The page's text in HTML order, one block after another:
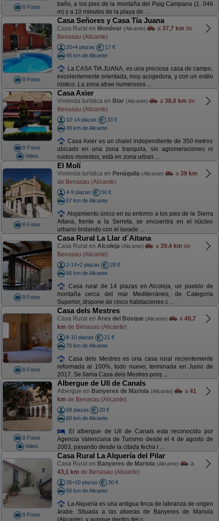
8 Fotos
baño, a los pies de la montaña del Puig Campana (1. 046
m) y a 10 minutos de la playa de ...
8 Fotos
Casa Señores y Casa Tía Juana
Casa Rural en Monóvar (Alicante) a 37,7 km de
Benasau (Alicante)
20+4 plazas
17 €
45 km de Alicante
La CASA TIA JUANA, es una preciosa casa de campo,
excelentemente orientada, muy acogedora, y con un estilo
rústico. La zona atrae numerosos ...
8 Fotos
Video
Casa Axier
Vivienda turística en Biar (Alicante) a 38,6 km de
Benasau (Alicante)
10-14 plazas
33 €
49 km de Alicante
Casa Axier es un chalet independiente de 350 metros
ubicado en una zona tranquila, sin aglomeraciones ni
ruidos molestos, está en zona urban ...
8 Fotos
El Molí
Vivienda turística en Penáguila (Alicante) a 39 km
de Benasau (Alicante)
4-9 plazas
50 €
67 km de Alicante
Alojamiento único en su entorno a los pies de la Sierra
Aitana, frente a la Serreta, se encuentra en el núcleo
urbano lindando con el lavade ...
8 Fotos
Casa Rural La Llar d´Aitana
Casa Rural en Alcoleja (Alicante) a 39,4 km de
Benasau (Alicante)
2-14+2 plazas
28 €
66 km de Alicante
Casa rural de 14 plazas en Alcoleja, un pueblo de
montaña cerca del mar Mediterráneo, de Categoría
Superior, dispone de cinco habitaciones c ...
8 Fotos
Casa dels Mestres
Casa Rural en Ares del Bosque (Alicante) a 40,7
km de Benasau (Alicante)
8-10 plazas
21 €
70 km de Alicante
Casa dels Mestres es una casa rural recientemente
reformada al 100%, todo nuevo, terminada en Junio de
2017. Se llama Casa dels Mestres porq ...
8 Fotos
Video
Albergue de Ull de Canals
Albergue en Banyeres de Mariola (Alicante) a 41
km de Benasau (Alicante)
58 plazas
20 €
60 km de Alicante
El albergue de Ull de Canals esta reconocido por
Agencia Valenciana de Turismo desde el 4 de agosto de
2003, pasando desde la citada fecha l ...
8 Fotos
Casa Rural La Alquería del Pilar
Casa Rural en Banyeres de Mariola (Alicante)
a
43,1 km de Benasau (Alicante)
26+10 plazas
30 €
56 km de Alicante
La Alquería es una antigua finca de labranza de origen
árabe. Situada a las afueras de Banyeres de Mariola